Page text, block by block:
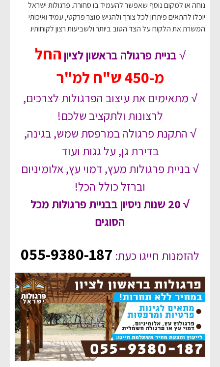
נוחה או למקום נוסף שאפשר להעמיד בו סחורה. פרגולות ישראל
יוכלו להתאים פיתרון לכל צורך ולהגיש מוצר פרקטי, עמיד ואיכותי
המשרת את הלקוח על הצד הטוב ביותר ולשביעות רצון לקוחותיו.
√בניית פרגולה בראשון לציוןהחל
מ-450 ש"ח למ"ר
√ מתאימים את עיצוב הפרגולות לצרכים,
לרצונות ולתקציב שלכם!
√ התקנת פרגולה במרפסת שמש, בגינה,
בדירת גן, על גגות ועוד
√ בניית פרגולות מעץ, דמוי עץ, אלומיניום
וברזל כולל הכל!
√ 20 שנות ניסיון בבניית פרגולות מכל
הסוגים
להזמנות חייגו כעת: 055-9380-187